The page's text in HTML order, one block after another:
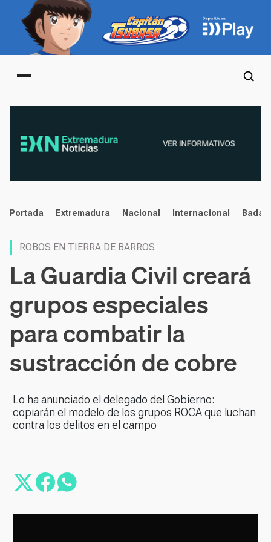
Main menu
noticias
Portada Extremadura Nacional Internacional
ROBOS EN TIERRA DE BARROS
La Guardia Civil creará
grupos especiales
para combatir la
sustracción de cobre
Lo ha anunciado el delegado del Gobierno:
copiarán el modelo de los grupos ROCA que luchan
contra los delitos en el campo